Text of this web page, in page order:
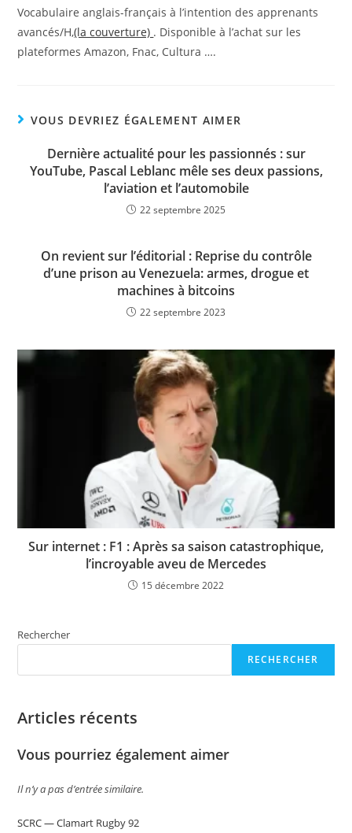
Vocabulaire anglais-français à l’intention des apprenants
avancés/H,(la couverture) . Disponible à l’achat sur les
plateformes Amazon, Fnac, Cultura ….
VOUS DEVRIEZ ÉGALEMENT AIMER
Dernière actualité pour les passionnés : sur
YouTube, Pascal Leblanc mêle ses deux passions,
l’aviation et l’automobile
22 septembre 2025
On revient sur l’éditorial : Reprise du contrôle
d’une prison au Venezuela: armes, drogue et
machines à bitcoins
22 septembre 2023
Sur internet : F1 : Après sa saison catastrophique,
l’incroyable aveu de Mercedes
15 décembre 2022
Rechercher
RECHERCHER
Articles récents
Vous pourriez également aimer
Il n’y a pas d’entrée similaire.
SCRC — Clamart Rugby 92